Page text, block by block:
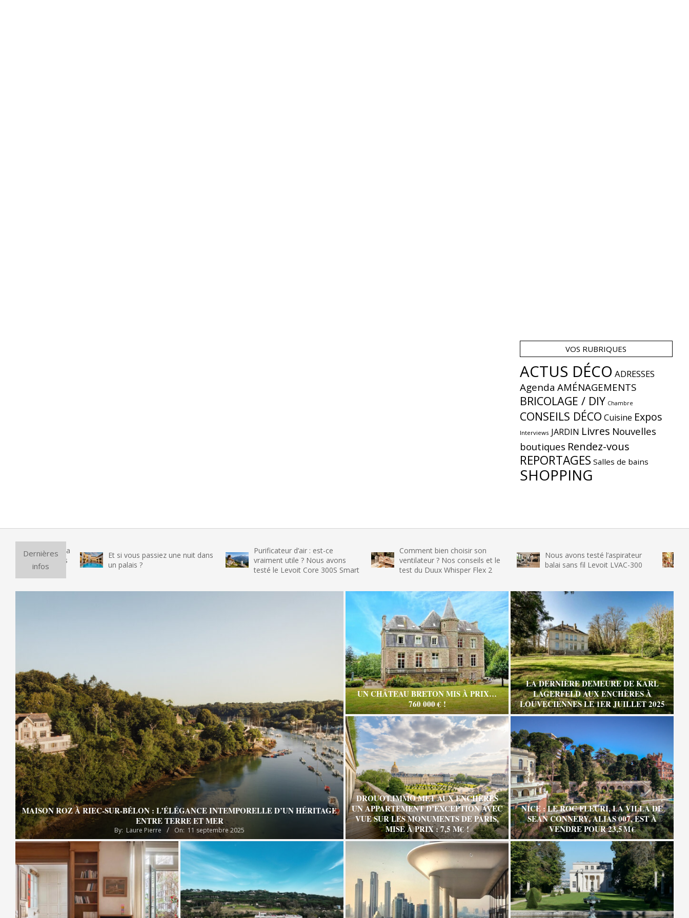
VOS RUBRIQUES
ACTUS DÉCO ADRESSES
Agenda AMÉNAGEMENTS
BRICOLAGE / DIY Chambre
CONSEILS DÉCO Cuisine Expos
Interviews JARDIN Livres Nouvelles
boutiques Rendez-vous
REPORTAGES Salles de bains
SHOPPING
Dernières
infos
Et si vous passiez une nuit dans
un palais ?
Purificateur d’air : est-ce
vraiment utile ? Nous avons
testé le Levoit Core 300S Smart
Comment bien choisir son
ventilateur ? Nos conseils et le
test du Duux Whisper Flex 2
Nous avons testé l’aspirateur
balai sans fil Levoit LVAC-300
Nous
glace
MAISON ROZ À RIEC-SUR-BÉLON : L’ÉLÉGANCE INTEMPORELLE D’UN HÉRITAGE
ENTRE TERRE ET MER
By: Laure Pierre On: 11 septembre 2025
UN CHÂTEAU BRETON MIS À PRIX…
760 000 € !
LA DERNIÈRE DEMEURE DE KARL
LAGERFELD AUX ENCHÈRES À
LOUVECIENNES LE 1ER JUILLET 2025
DROUOT.IMMO MET AUX ENCHÈRES
UN APPARTEMENT D’EXCEPTION AVEC
VUE SUR LES MONUMENTS DE PARIS,
MISE À PRIX : 7,5 M€ !
NICE : LE ROC FLEURI, LA VILLA DE
SEAN CONNERY, ALIAS 007, EST À
VENDRE POUR 23,5 M €